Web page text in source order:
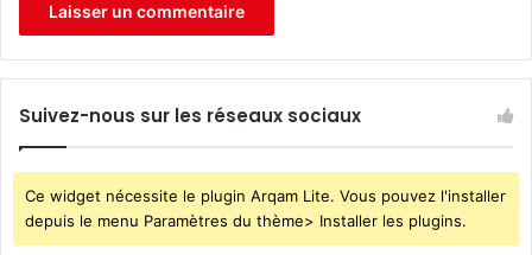
Suivez-nous sur les réseaux sociaux
Ce widget nécessite le plugin Arqam Lite. Vous pouvez l'installer
depuis le menu Paramètres du thème> Installer les plugins.